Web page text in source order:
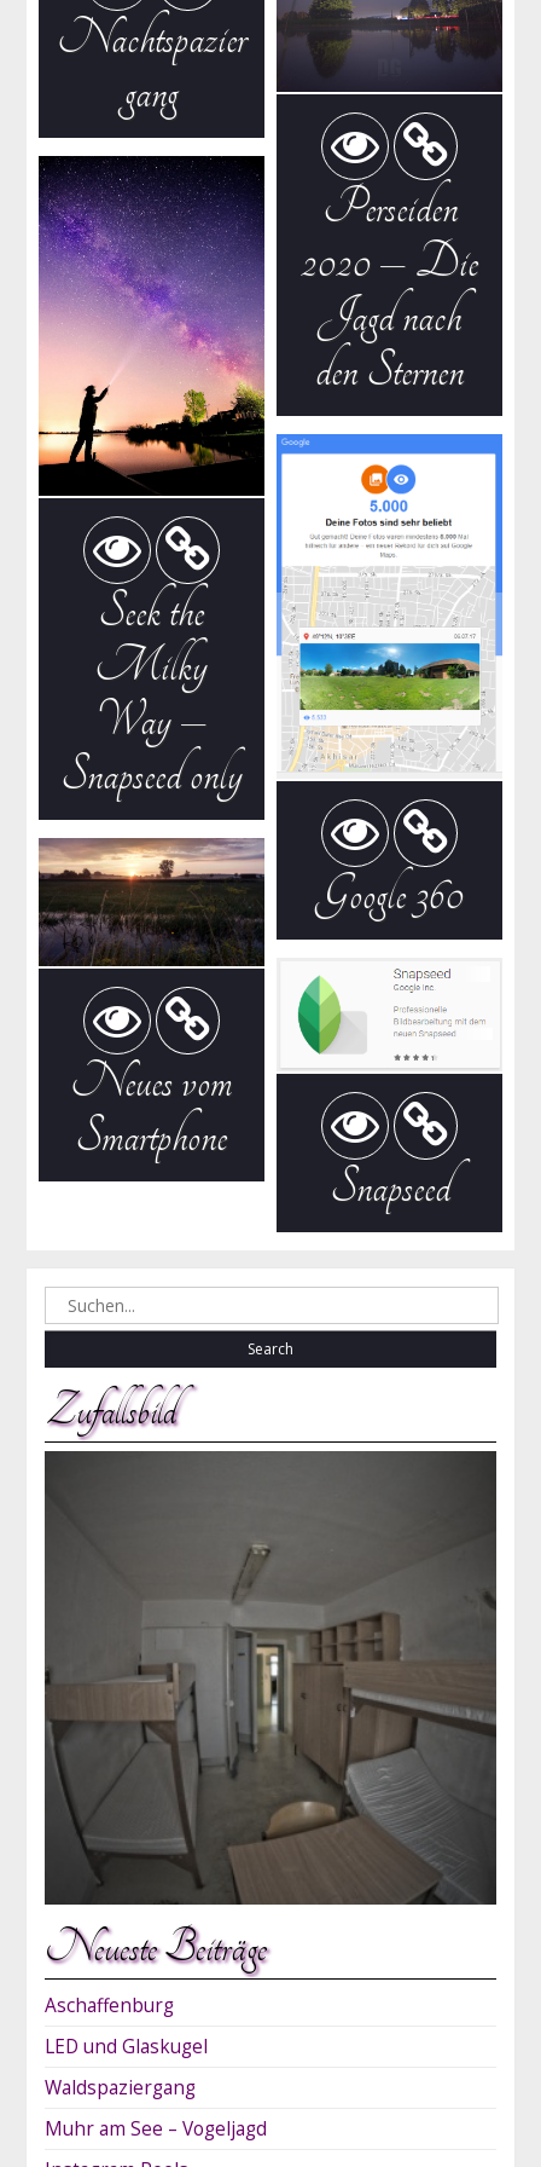
Nachtspazier
gang
Perseiden
2020 – Die
Jagd nach
den Sternen
Seek the
Milky
Way –
Snapseed only
Google 360
Neues vom
Smartphone
Snapseed
Search
for:
Zufallsbild
Neueste Beiträge
Aschaffenburg
LED und Glaskugel
Waldspaziergang
Muhr am See – Vogeljagd